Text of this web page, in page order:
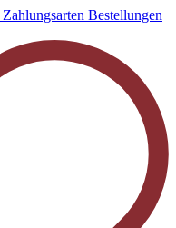
Zahlungsarten Bestellungen